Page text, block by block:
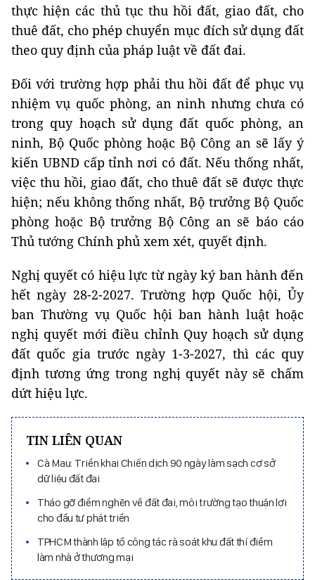
thực hiện các thủ tục thu hồi đất, giao đất, cho
thuê đất, cho phép chuyển mục đích sử dụng đất
theo quy định của pháp luật về đất đai.
Đối với trường hợp phải thu hồi đất để phục vụ
nhiệm vụ quốc phòng, an ninh nhưng chưa có
trong quy hoạch sử dụng đất quốc phòng, an
ninh, Bộ Quốc phòng hoặc Bộ Công an sẽ lấy ý
kiến UBND cấp tỉnh nơi có đất. Nếu thống nhất,
việc thu hồi, giao đất, cho thuê đất sẽ được thực
hiện; nếu không thống nhất, Bộ trưởng Bộ Quốc
phòng hoặc Bộ trưởng Bộ Công an sẽ báo cáo
Thủ tướng Chính phủ xem xét, quyết định.
Nghị quyết có hiệu lực từ ngày ký ban hành đến
hết ngày 28-2-2027. Trường hợp Quốc hội, Ủy
ban Thường vụ Quốc hội ban hành luật hoặc
nghị quyết mới điều chỉnh Quy hoạch sử dụng
đất quốc gia trước ngày 1-3-2027, thì các quy
định tương ứng trong nghị quyết này sẽ chấm
dứt hiệu lực.
TIN LIÊN QUAN
Cà Mau: Triển khai Chiến dịch 90 ngày làm sạch cơ sở
dữ liệu đất đai
Tháo gỡ điểm nghẽn về đất đai, môi trường tạo thuận lợi
cho đầu tư phát triển
TPHCM thành lập tổ công tác rà soát khu đất thí điểm
làm nhà ở thương mại